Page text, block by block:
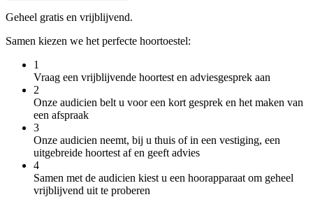
Geheel gratis en vrijblijvend.
Samen kiezen we het perfecte hoortoestel:
1
Vraag een vrijblijvende hoortest en adviesgesprek aan
2
Onze audicien belt u voor een kort gesprek en het maken van
een afspraak
3
Onze audicien neemt, bij u thuis of in een vestiging, een
uitgebreide hoortest af en geeft advies
4
Samen met de audicien kiest u een hoorapparaat om geheel
vrijblijvend uit te proberen